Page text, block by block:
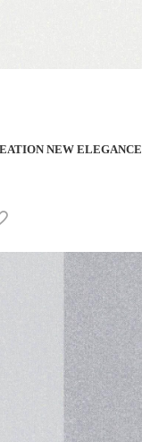
NEW ELEGANCE